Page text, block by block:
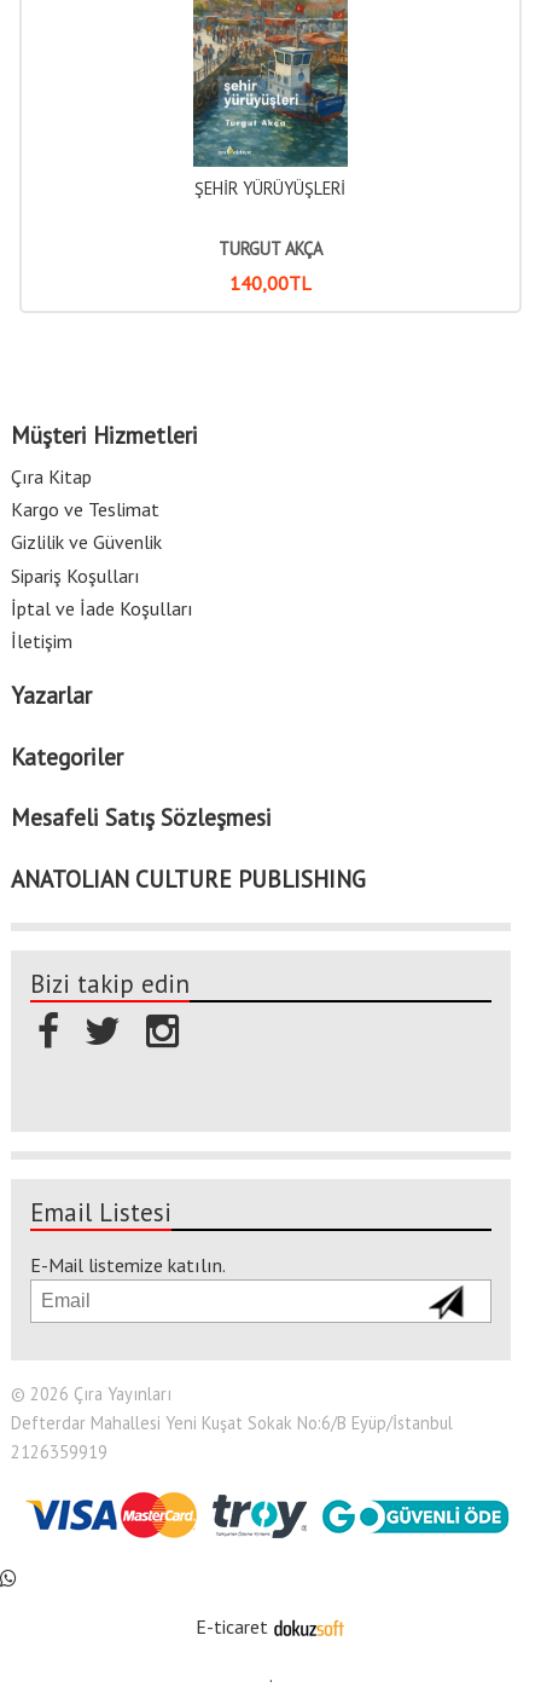
ŞEHİR YÜRÜYÜŞLERİ
TURGUT AKÇA
140,00TL
Müşteri Hizmetleri
Çıra Kitap
Kargo ve Teslimat
Gizlilik ve Güvenlik
Sipariş Koşulları
İptal ve İade Koşulları
İletişim
Yazarlar
Kategoriler
Mesafeli Satış Sözleşmesi
ANATOLIAN CULTURE PUBLISHING
Bizi takip edin
Email Listesi
E-Mail listemize katılın.
© 2026 Çıra Yayınları
Defterdar Mahallesi Yeni Kuşat Sokak No:6/B Eyüp/İstanbul
2126359919
E-ticaret
.